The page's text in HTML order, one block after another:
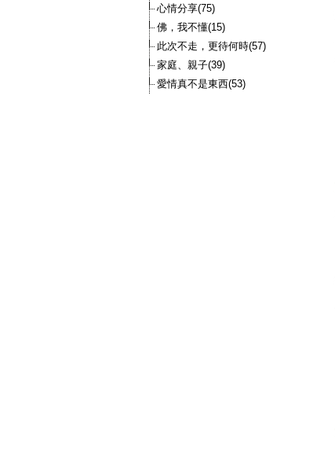
心情分享(75)
佛，我不懂(15)
此次不走，更待何時(57)
家庭、親子(39)
愛情真不是東西(53)